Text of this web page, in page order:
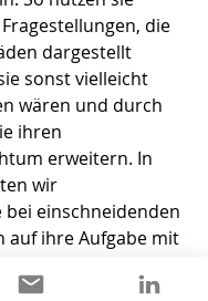
die
dargestellt
sonst vielleicht
wären und durch
ihren
erweitern. In
wir
einschneidenden
auf ihre Aufgabe mit
und einer